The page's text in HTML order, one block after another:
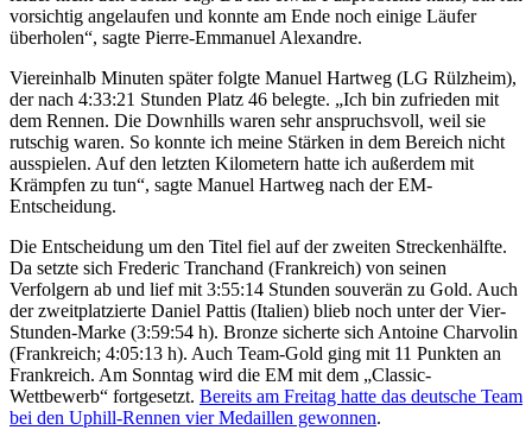
vorsichtig angelaufen und konnte am Ende noch einige Läufer
überholen“, sagte Pierre-Emmanuel Alexandre.
Viereinhalb Minuten später folgte Manuel Hartweg (LG Rülzheim),
der nach 4:33:21 Stunden Platz 46 belegte. „Ich bin zufrieden mit
dem Rennen. Die Downhills waren sehr anspruchsvoll, weil sie
rutschig waren. So konnte ich meine Stärken in dem Bereich nicht
ausspielen. Auf den letzten Kilometern hatte ich außerdem mit
Krämpfen zu tun“, sagte Manuel Hartweg nach der EM-
Entscheidung.
Die Entscheidung um den Titel fiel auf der zweiten Streckenhälfte.
Da setzte sich Frederic Tranchand (Frankreich) von seinen
Verfolgern ab und lief mit 3:55:14 Stunden souverän zu Gold. Auch
der zweitplatzierte Daniel Pattis (Italien) blieb noch unter der Vier-
Stunden-Marke (3:59:54 h). Bronze sicherte sich Antoine Charvolin
(Frankreich; 4:05:13 h). Auch Team-Gold ging mit 11 Punkten an
Frankreich. Am Sonntag wird die EM mit dem „Classic-
Wettbewerb“ fortgesetzt. Bereits am Freitag hatte das deutsche Team
bei den Uphill-Rennen vier Medaillen gewonnen.